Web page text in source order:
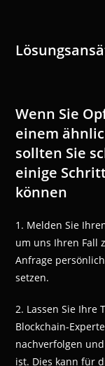
Wenn Sie
einem
sollten Sie
einige
können
1. Melden Sie
um uns Ihren Fall
Anfrage
setzen.
2. Lassen Sie Ihre
Blockchain-
nachverfolgen
ist. Dies kann für